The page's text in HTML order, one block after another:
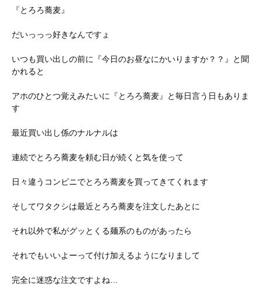
『とろろ蕎麦』
だいっっっ好きなんですょ
いつも買い出しの前に『今日のお昼なにかいりますか？？』と聞
かれると
アホのひとつ覚えみたいに『とろろ蕎麦』と毎日言う日もありま
す
最近買い出し係のナルナルは
連続でとろろ蕎麦を頼む日が続くと気を使って
日々違うコンビニでとろろ蕎麦を買ってきてくれます
そしてワタクシは最近とろろ蕎麦を注文したあとに
それ以外で私がグッとくる麺系のものがあったら
それでもいいよーって付け加えるようになりまして
完全に迷惑な注文ですよね…